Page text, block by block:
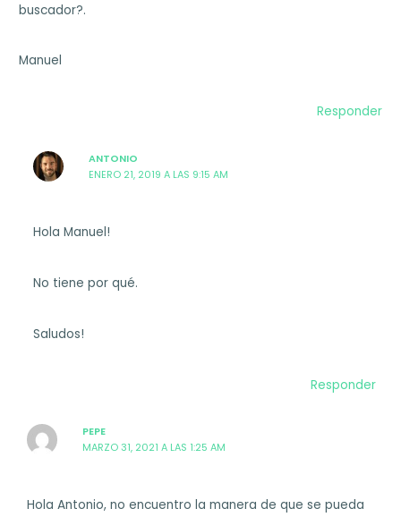
buscador?.
Manuel
Responder
ANTONIO
ENERO 21, 2019 A LAS 9:15 AM
Hola Manuel!
No tiene por qué.
Saludos!
Responder
PEPE
MARZO 31, 2021 A LAS 1:25 AM
Hola Antonio, no encuentro la manera de que se pueda